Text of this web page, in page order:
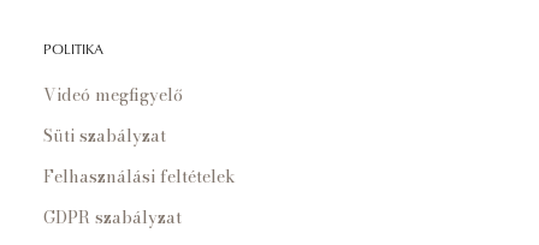
POLITIKA
Videó megfigyelő
Süti szabályzat
Felhasználási feltételek
GDPR szabályzat